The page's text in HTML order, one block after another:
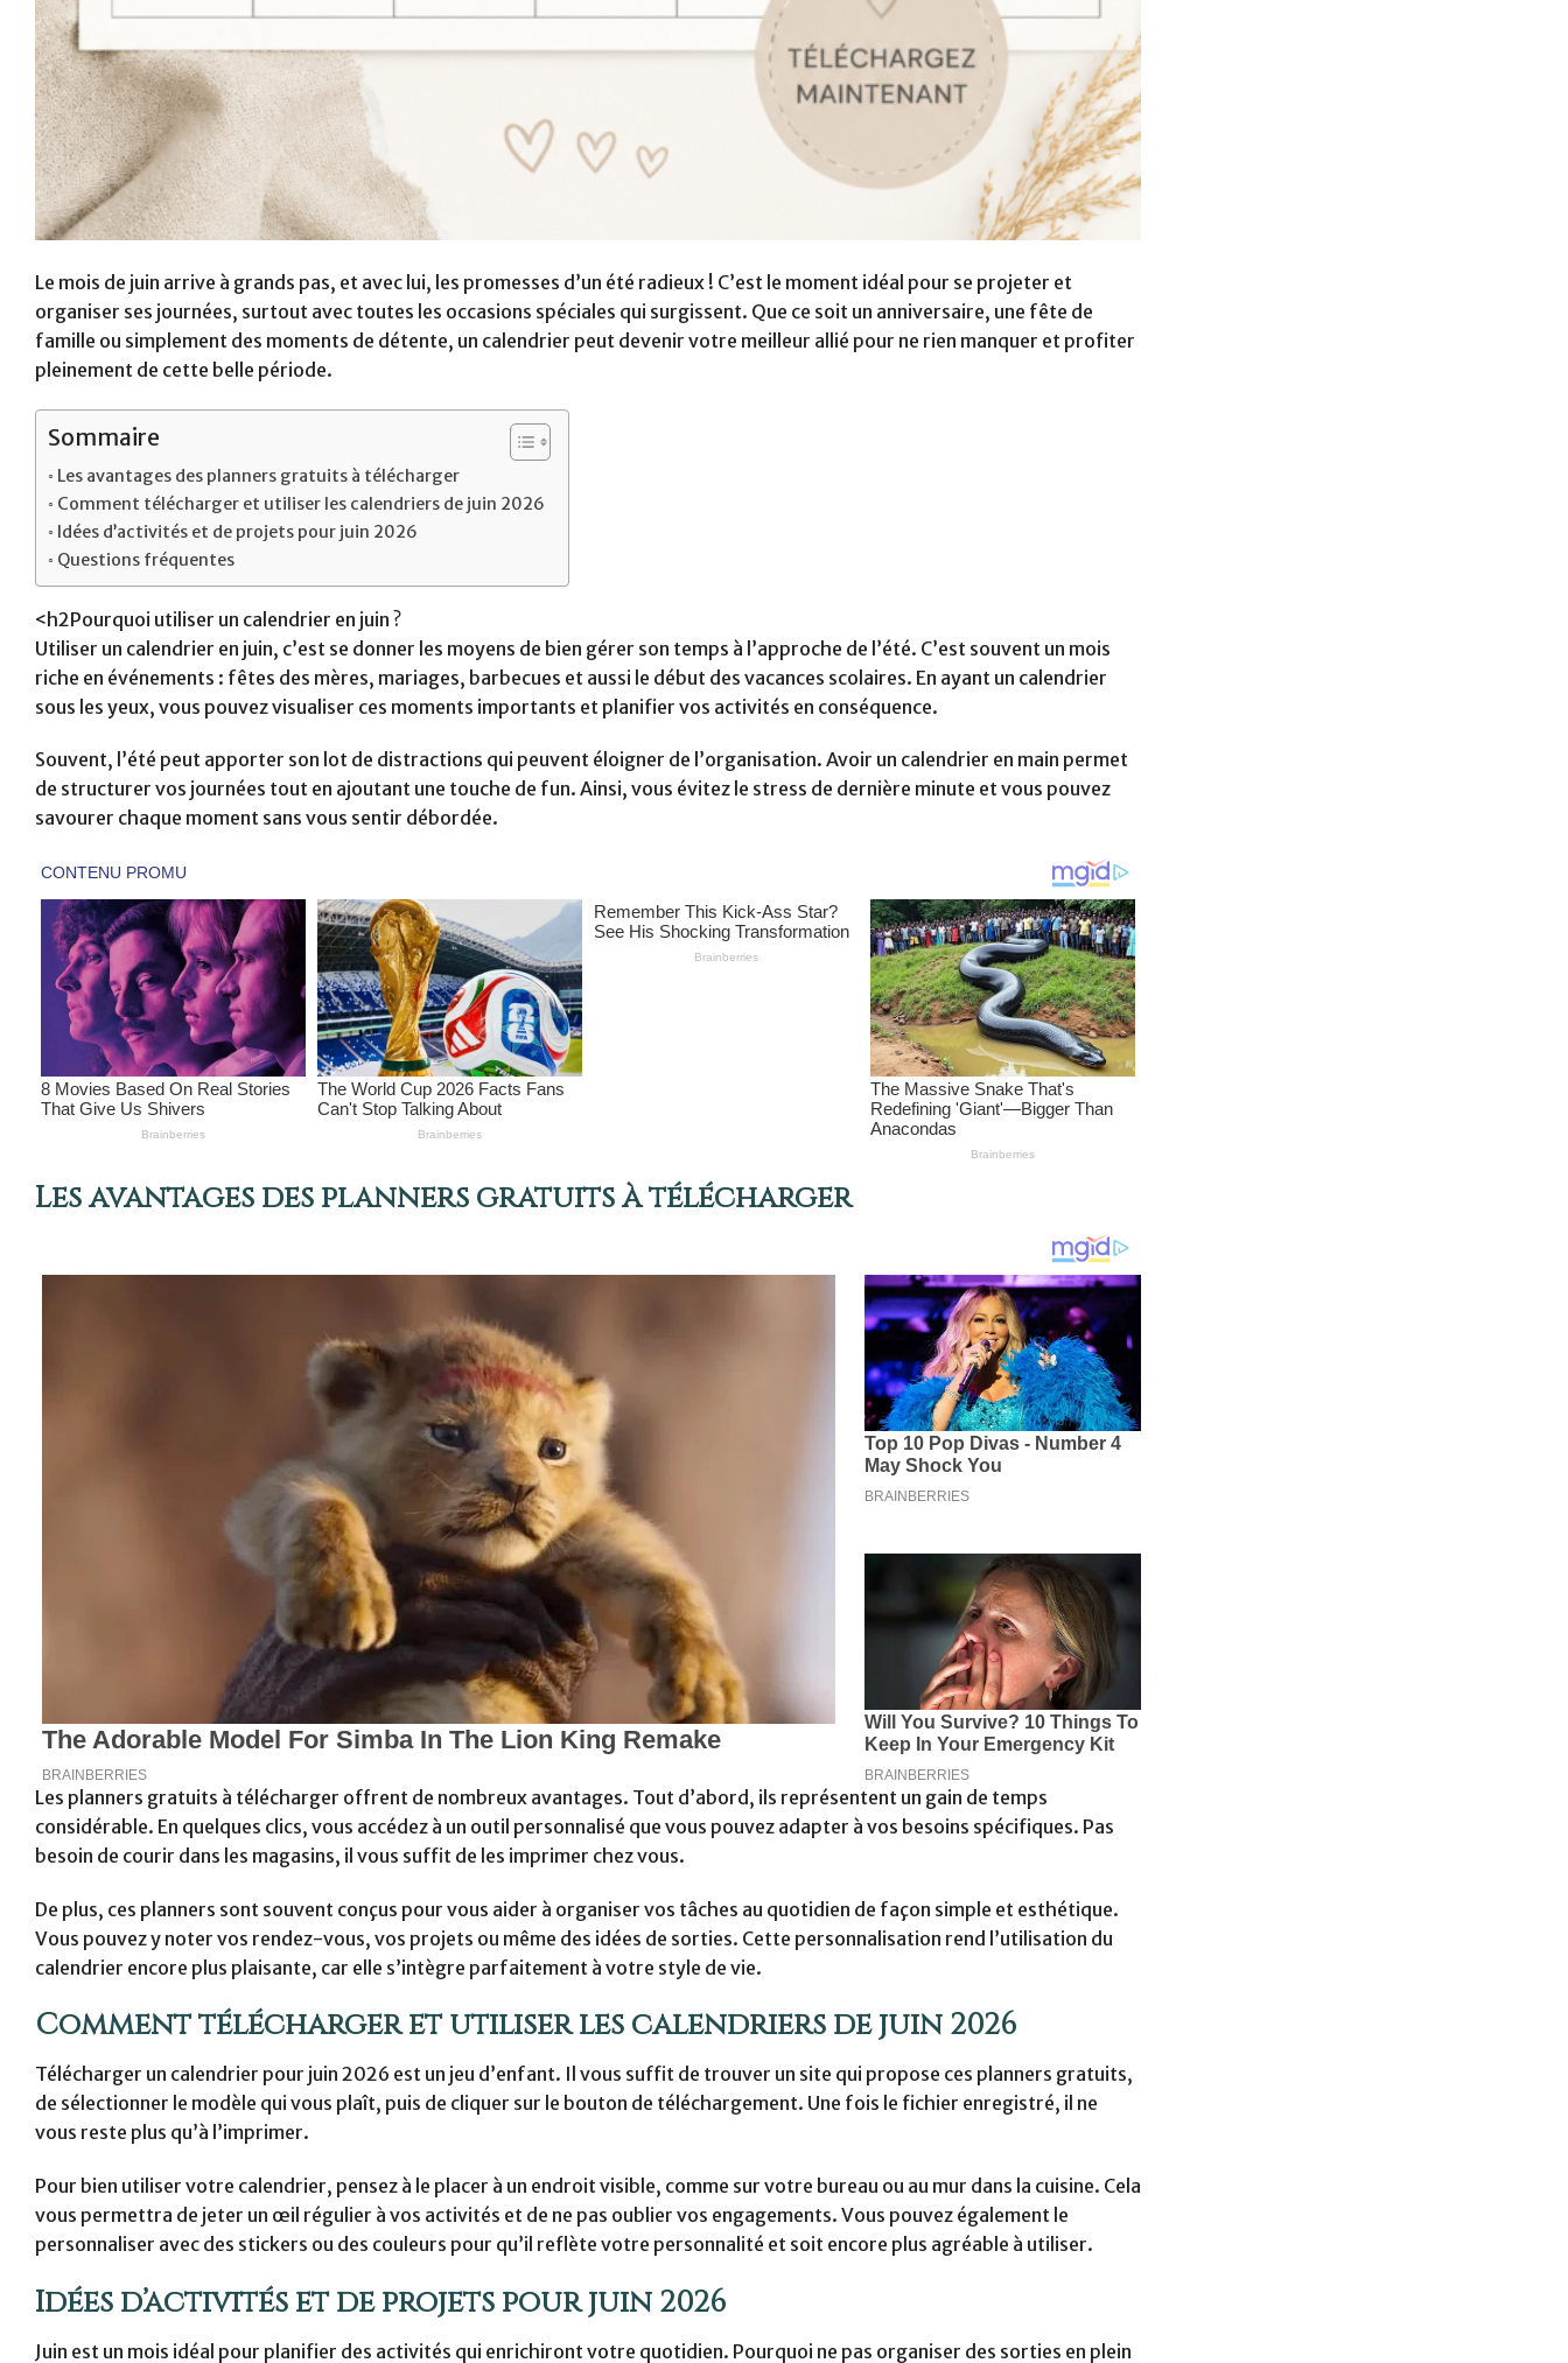
Le mois de juin arrive à grands pas, et avec lui, les promesses d’un été radieux ! C’est le moment idéal pour se projeter et
organiser ses journées, surtout avec toutes les occasions spéciales qui surgissent. Que ce soit un anniversaire, une fête de
famille ou simplement des moments de détente, un calendrier peut devenir votre meilleur allié pour ne rien manquer et profiter
pleinement de cette belle période.
Sommaire
Les avantages des planners gratuits à télécharger
Comment télécharger et utiliser les calendriers de juin 2026
Idées d’activités et de projets pour juin 2026
Questions fréquentes
<h2Pourquoi utiliser un calendrier en juin ?
Utiliser un calendrier en juin, c’est se donner les moyens de bien gérer son temps à l’approche de l’été. C’est souvent un mois
riche en événements : fêtes des mères, mariages, barbecues et aussi le début des vacances scolaires. En ayant un calendrier
sous les yeux, vous pouvez visualiser ces moments importants et planifier vos activités en conséquence.
Souvent, l’été peut apporter son lot de distractions qui peuvent éloigner de l’organisation. Avoir un calendrier en main permet
de structurer vos journées tout en ajoutant une touche de fun. Ainsi, vous évitez le stress de dernière minute et vous pouvez
savourer chaque moment sans vous sentir débordée.
Les avantages des planners gratuits à télécharger
Les planners gratuits à télécharger offrent de nombreux avantages. Tout d’abord, ils représentent un gain de temps
considérable. En quelques clics, vous accédez à un outil personnalisé que vous pouvez adapter à vos besoins spécifiques. Pas
besoin de courir dans les magasins, il vous suffit de les imprimer chez vous.
De plus, ces planners sont souvent conçus pour vous aider à organiser vos tâches au quotidien de façon simple et esthétique.
Vous pouvez y noter vos rendez-vous, vos projets ou même des idées de sorties. Cette personnalisation rend l’utilisation du
calendrier encore plus plaisante, car elle s’intègre parfaitement à votre style de vie.
Comment télécharger et utiliser les calendriers de juin 2026
Télécharger un calendrier pour juin 2026 est un jeu d’enfant. Il vous suffit de trouver un site qui propose ces planners gratuits,
de sélectionner le modèle qui vous plaît, puis de cliquer sur le bouton de téléchargement. Une fois le fichier enregistré, il ne
vous reste plus qu’à l’imprimer.
Pour bien utiliser votre calendrier, pensez à le placer à un endroit visible, comme sur votre bureau ou au mur dans la cuisine. Cela
vous permettra de jeter un œil régulier à vos activités et de ne pas oublier vos engagements. Vous pouvez également le
personnaliser avec des stickers ou des couleurs pour qu’il reflète votre personnalité et soit encore plus agréable à utiliser.
Idées d’activités et de projets pour juin 2026
Juin est un mois idéal pour planifier des activités qui enrichiront votre quotidien. Pourquoi ne pas organiser des sorties en plein